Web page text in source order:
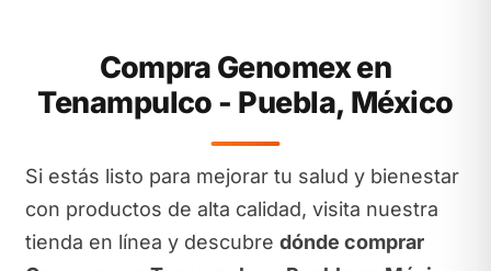
Compra Genomex en
Tenampulco - Puebla, México
Si estás listo para mejorar tu salud y bienestar
con productos de alta calidad, visita nuestra
tienda en línea y descubre dónde comprar